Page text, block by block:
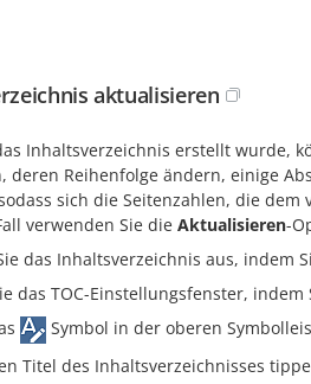
aktualisieren
Inhaltsverzeichnis erstellt wurde,
deren Reihenfolge ändern, einige
sich die Seitenzahlen, die
verwenden Sie die Aktualisieren-
das Inhaltsverzeichnis aus, indem
das TOC-Einstellungsfenster, indem
Symbol in der oberen
Titel des Inhaltsverzeichnisses